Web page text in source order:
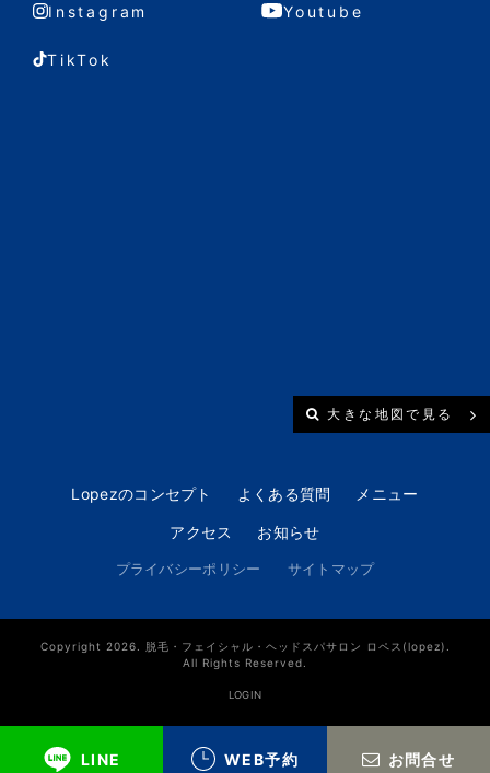
LINE WEB予約 お問合せ
Instagram Youtube
TikTok
大きな地図で見る
Lopezのコンセプト よくある質問 メニュー
アクセス お知らせ
プライバシーポリシー サイトマップ
Copyright 2026. 脱毛・フェイシャル・ヘッドスパサロン ロペス(lopez).
All Rights Reserved.
LOGIN